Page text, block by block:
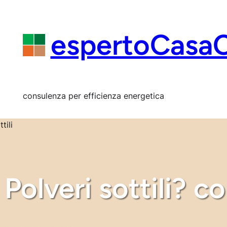
consulenza per efficienza energetica
Polveri sottili?